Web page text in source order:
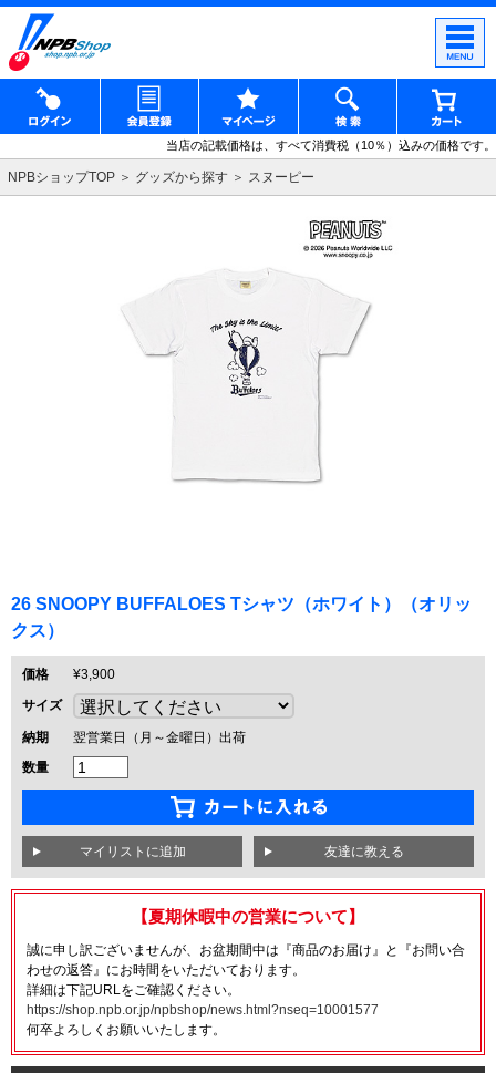
当店の記載価格は、すべて消費税（10％）込みの価格です。
NPBショップTOP グッズから探す スヌーピー
26 SNOOPY BUFFALOES Tシャツ（ホワイト）（オリッ
クス）
価格
¥3,900
サイズ
納期
翌営業日（月～金曜日）出荷
数量
友達に教える
【夏期休暇中の営業について】
誠に申し訳ございませんが、お盆期間中は『商品のお届け』と『お問い合
わせの返答』にお時間をいただいております。
詳細は下記URLをご確認ください。
https://shop.npb.or.jp/npbshop/news.html?nseq=10001577
何卒よろしくお願いいたします。